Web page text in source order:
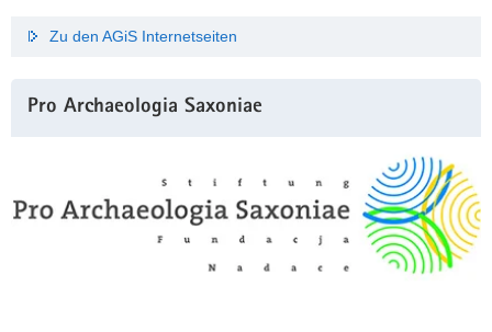
Zu den AGiS Internetseiten
Pro Archaeologia Saxoniae